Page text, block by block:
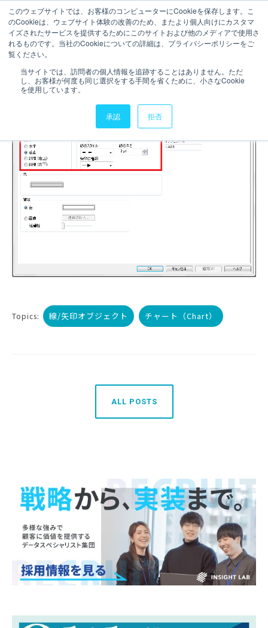
このウェブサイトでは、お客様のコンピューターにCookieを保存します。こ
のCookieは、ウェブサイト体験の改善のため、またより個人向けにカスタマ
イズされたサービスを提供するためにこのサイトおよび他のメディアで使用さ
れるものです。当社のCookieについての詳細は、プライバシーポリシーをご
覧ください。
当サイトでは、訪問者の個人情報を追跡することはありません。ただ
し、お客様が何度も同じ選択をする手間を省くために、小さなCookie
を使用しています。
承認 拒否
お問い合わせ
1分で読むことができます。
【QlikView】線/矢印オブジ
ェクトの追加
Topics: 線/矢印オブジェクト チャート（Chart）
ALL POSTS